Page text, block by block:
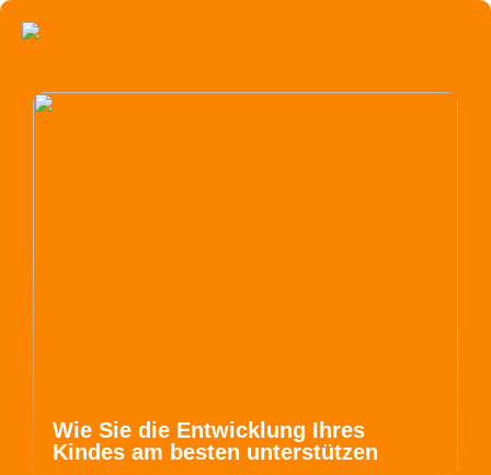
Wie Sie die Entwicklung Ihres
Kindes am besten unterstützen